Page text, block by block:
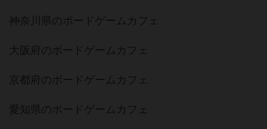
神奈川県のボードゲームカフェ
大阪府のボードゲームカフェ
京都府のボードゲームカフェ
愛知県のボードゲームカフェ